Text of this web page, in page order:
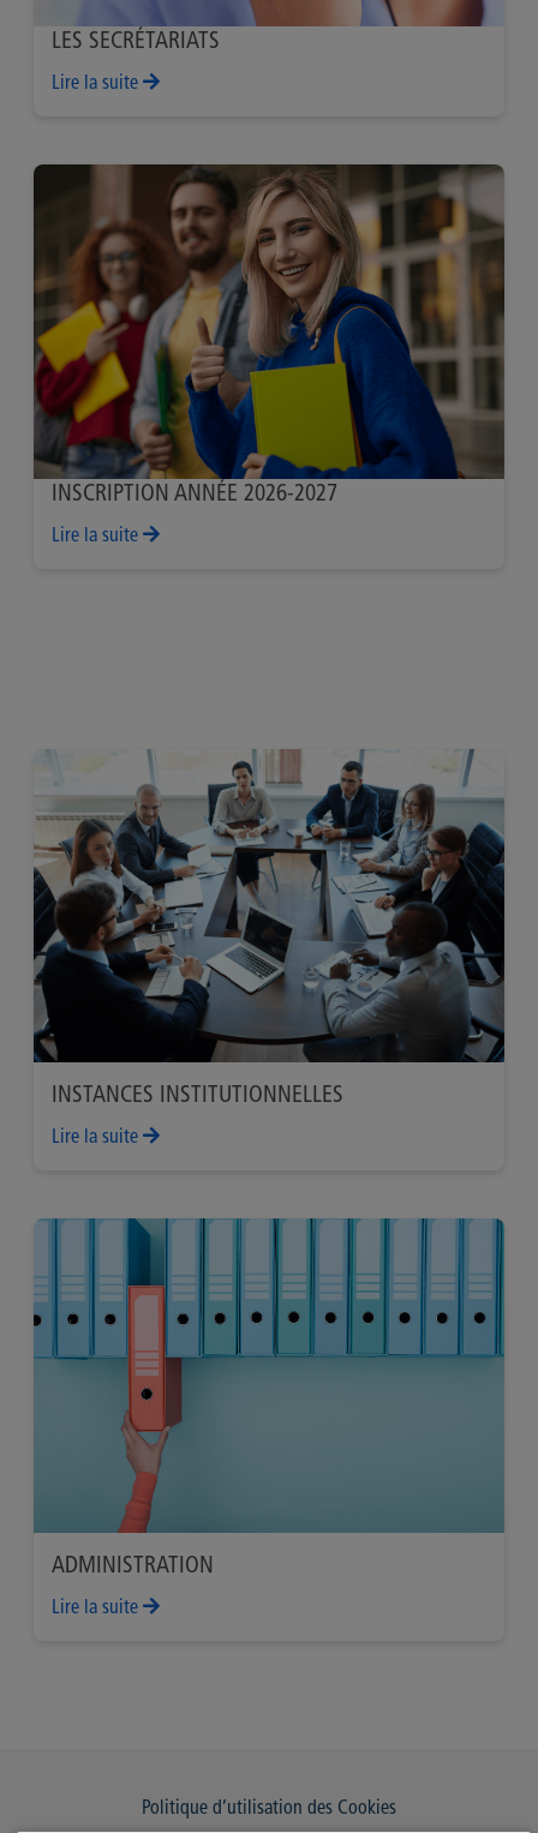
LES SECRÉTARIATS
Lire la suite
INSCRIPTION ANNÉE 2026-2027
Lire la suite
INSTANCES INSTITUTIONNELLES
Lire la suite
ADMINISTRATION
Lire la suite
Politique d’utilisation des Cookies